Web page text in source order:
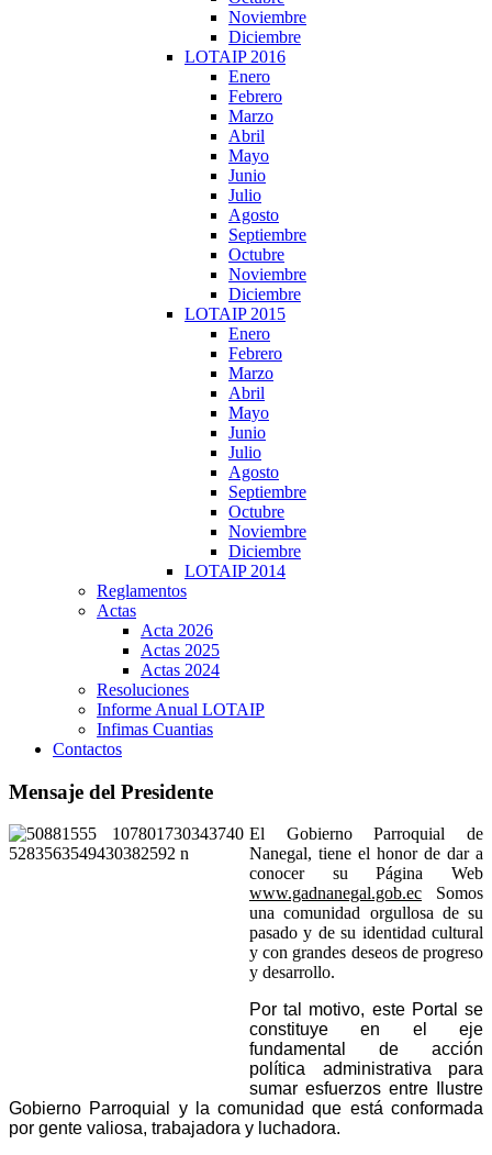
Noviembre
Diciembre
LOTAIP 2016
Enero
Febrero
Marzo
Abril
Mayo
Junio
Julio
Agosto
Septiembre
Octubre
Noviembre
Diciembre
LOTAIP 2015
Enero
Febrero
Marzo
Abril
Mayo
Junio
Julio
Agosto
Septiembre
Octubre
Noviembre
Diciembre
LOTAIP 2014
Reglamentos
Actas
Acta 2026
Actas 2025
Actas 2024
Resoluciones
Informe Anual LOTAIP
Infimas Cuantias
Contactos
Mensaje del Presidente
El Gobierno Parroquial de
Nanegal, tiene el honor de dar a
conocer su Página Web
www.gadnanegal.gob.ec Somos
una comunidad orgullosa de su
pasado y de su identidad cultural
y con grandes deseos de progreso
y desarrollo.
Por tal motivo, este Portal se
constituye en el eje
fundamental de acción
política administrativa para
sumar esfuerzos entre Ilustre
Gobierno Parroquial y la comunidad que está conformada
por gente valiosa, trabajadora y luchadora.